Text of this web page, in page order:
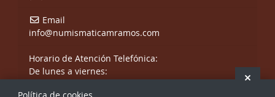
Email
info@numismaticamramos.com
Horario de Atención Telefónica:
De lunes a viernes: